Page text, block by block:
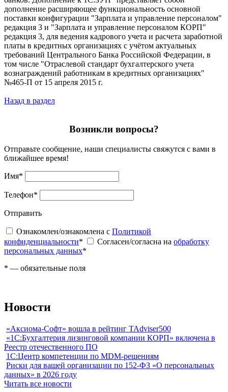
дополнение расширяющее функциональность основной
поставки конфигурации "Зарплата и управление персоналом"
редакция 3 и "Зарплата и управление персоналом КОРП"
редакция 3, для ведения кадрового учета и расчета заработной
платы в кредитных организациях с учётом актуальных
требований Центрального Банка Российской Федерации, в
том числе "Отраслевой стандарт бухгалтерского учета
вознаграждений работникам в кредитных организациях"
№465-П от 15 апреля 2015 г.
Назад в раздел
Возникли вопросы?
Отправьте сообщение, наши специалисты свяжутся с вами в
ближайшее время!
Имя*
Телефон*
Отправить
Ознакомлен/ознакомлена с Политикой
конфиденциальности* Согласен/согласна на обработку
персональных данных*
* — обязательные поля
Новости
«Аксиома-Софт» вошла в рейтинг TAdviser500
«1С:Бухгалтерия лизинговой компании КОРП» включена в
Реестр отечественного ПО
1С:Центр компетенции по MDM-решениям
Риски для вашей организации по 152-ФЗ «О персональных
данных» в 2026 году
Читать все новости